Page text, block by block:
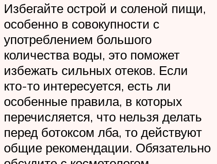
Избегайте острой и соленой пищи,
особенно в совокупности с
употреблением большого
количества воды, это поможет
избежать сильных отеков. Если
кто-то интересуется, есть ли
особенные правила, в которых
перечисляется, что нельзя делать
перед ботоксом лба, то действуют
общие рекомендации. Обязательно